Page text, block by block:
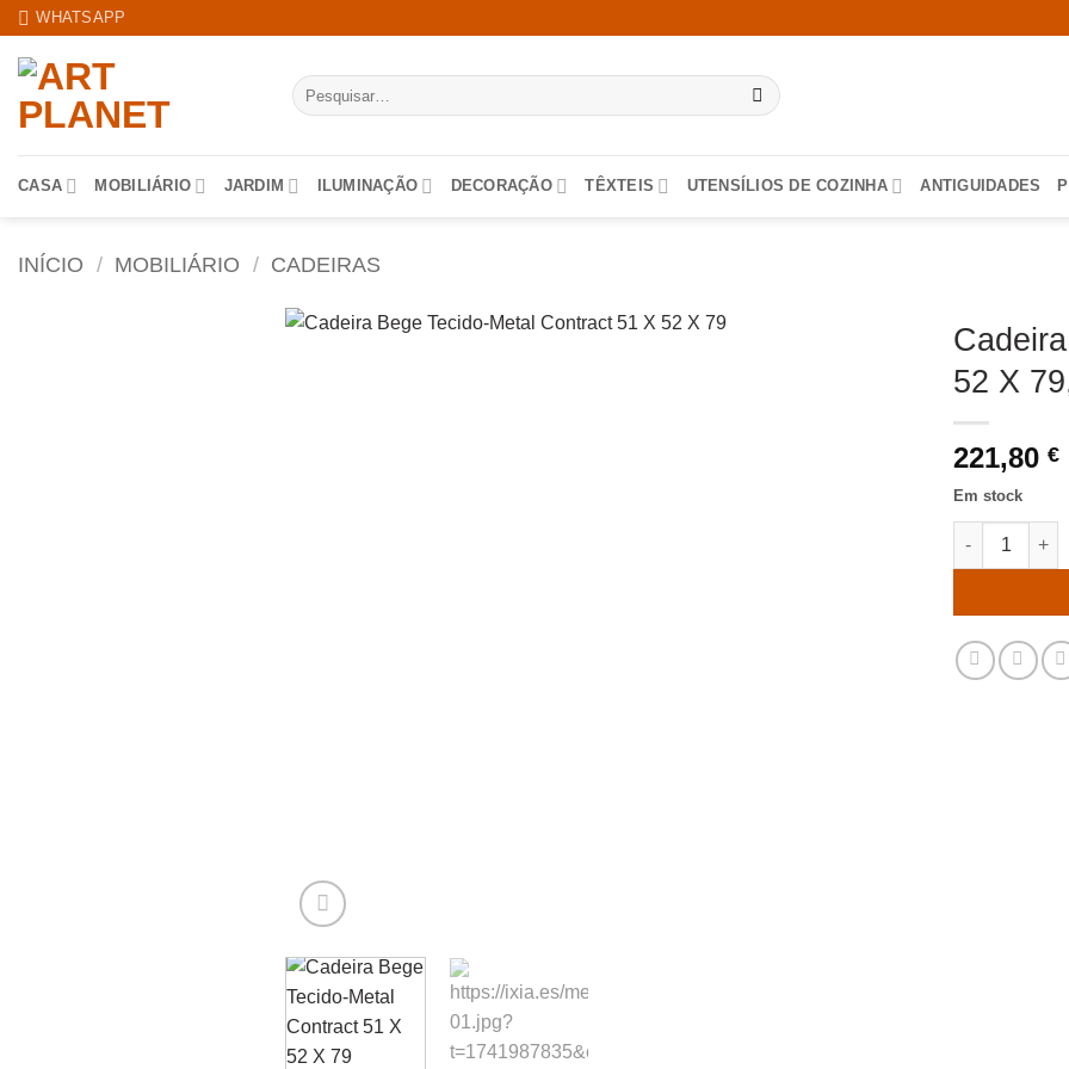
Skip
content
WHATSAPP
Pesquisar
por:
CASA MOBILIÁRIO JARDIM ILUMINAÇÃO DECORAÇÃO TÊXTEIS UTENSÍLIOS DE COZINHA ANTIGUIDADES
INÍCIO / MOBILIÁRIO / CADEIRAS
52 X
221,80 €
Em stock
Quantidade